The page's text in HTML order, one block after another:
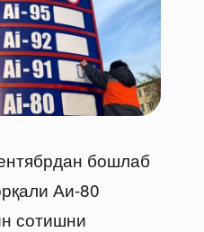
бошлаб
Аи-80
сотишни